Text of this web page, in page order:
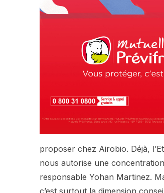
proposer chez Airobio. Déjà,
nous autorise une
responsable Yohan Martinez.